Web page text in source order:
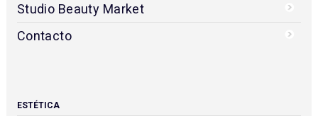
Studio Beauty Market
Contacto
ESTÉTICA